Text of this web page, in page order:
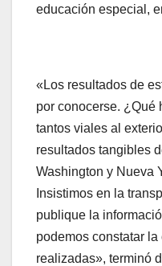
educación especial,
«Los resultados de
por conocerse. ¿Qué
tantos viales al
resultados tangibles
Washington y Nueva
Insistimos en la
publique la
podemos constatar
realizadas», terminó